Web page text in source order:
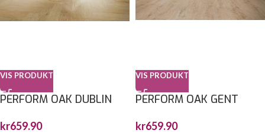
VIS PRODUKT
PERFORM OAK DUBLIN
kr659.90
VIS PRODUKT
PERFORM OAK GENT
kr659.90